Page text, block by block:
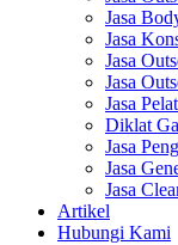
Jasa
Jasa
Jasa
Jasa
Jasa
Diklat
Jasa
Jasa
Jasa
Artikel
Hubungi Kami